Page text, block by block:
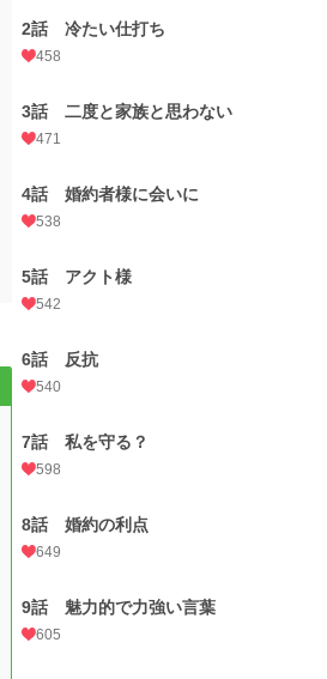
2話 冷たい仕打ち
458
3話 二度と家族と思わない
471
4話 婚約者様に会いに
538
5話 アクト様
542
6話 反抗
540
7話 私を守る？
598
8話 婚約の利点
649
9話 魅力的で力強い言葉
605